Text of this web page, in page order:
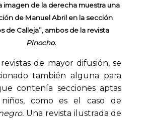
imagen de la derecha muestra una
de Manuel Abril en la sección
de Calleja”, ambos de la revista
Pinocho.
de mayor difusión, se
también alguna para
contenía secciones aptas
como es el caso de
Una revista ilustrada de